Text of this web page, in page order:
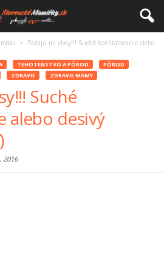
Padajú mi vlasy!!! Suché konštatovanie alebo
TEHOTENSTVO A PÔROD
PÔROD
ZDRAVIE ZDRAVIE MAMY
Suché
alebo desivý
2016